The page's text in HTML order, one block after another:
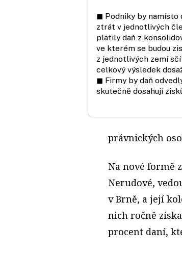
◼ Podniky by namísto
ztrát v jednotlivých
platily daň z
ve kterém se budou
z jednotlivých zemí
celkový výsledek
◼ Firmy by daň
skutečně dosahují
právnických
Na nové formě
Nerudové,
v Brně, a její
nich ročně
procent daní,